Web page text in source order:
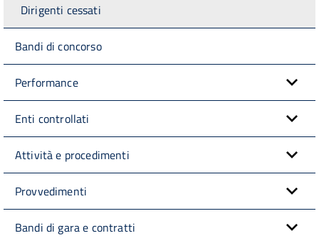
Dirigenti cessati
Bandi di concorso
Performance
Enti controllati
Attività e procedimenti
Provvedimenti
Bandi di gara e contratti